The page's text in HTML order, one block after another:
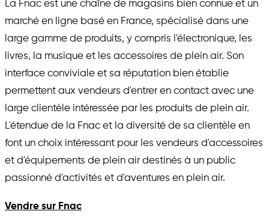
La Fnac est une chaîne de magasins bien connue et un
marché en ligne basé en France, spécialisé dans une
large gamme de produits, y compris l'électronique, les
livres, la musique et les accessoires de plein air. Son
interface conviviale et sa réputation bien établie
permettent aux vendeurs d'entrer en contact avec une
large clientèle intéressée par les produits de plein air.
L'étendue de la Fnac et la diversité de sa clientèle en
font un choix intéressant pour les vendeurs d'accessoires
et d'équipements de plein air destinés à un public
passionné d'activités et d'aventures en plein air.
Vendre sur Fnac